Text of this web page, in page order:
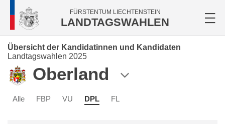
FÜRSTENTUM LIECHTENSTEIN
LANDTAGSWAHLEN
Übersicht der Kandidatinnen und Kandidaten
Landtagswahlen 2025
Oberland
Alle FBP VU DPL FL